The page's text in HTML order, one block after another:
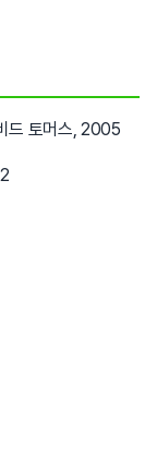
드 토머스, 2005